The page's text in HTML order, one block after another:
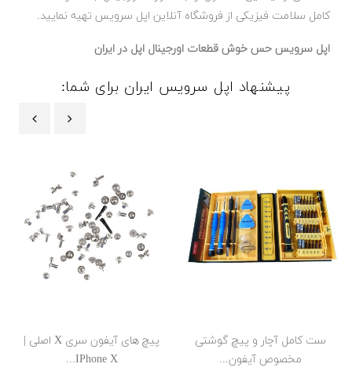
کامل سلامت فیزیکی از فروشگاه آنلاین اپل سرویس تهیه نمایید.
اپل سرویس حس خوش قطعات اورجینال اپل در ایران
پیشنهاد اپل سرویس ایران برای شما:
ست کامل آچار و پیچ گوشتی
مخصوص آیفون...
پیچ های آیفون سری X اصلی |
IPhone X...